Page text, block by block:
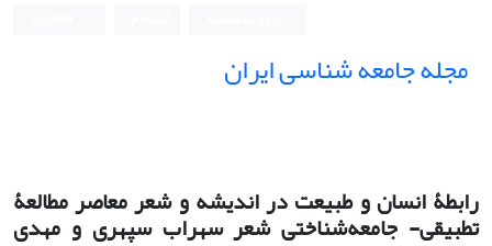
مجله جامعه شناسی ایران
رابطۀ انسان و طبیعت در اندیشه و شعر معاصر مطالعۀ
تطبیقی- جامعه‌شناختی شعر سهراب سپهری و مهدی